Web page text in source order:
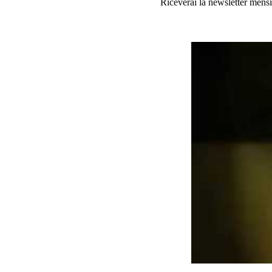
Riceverai la newsletter